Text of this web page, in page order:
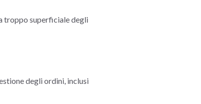
troppo superficiale degli
degli ordini, inclusi